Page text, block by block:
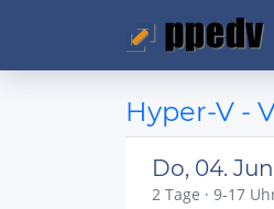
Hyper-V -
Do, 04. Jun
2 Tage · 9-17